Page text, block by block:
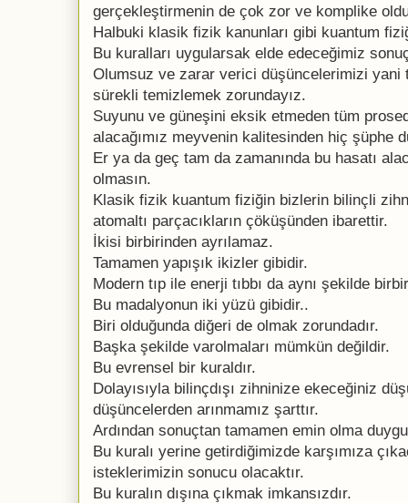
gerçekleştirmenin de çok zor ve komplike
Halbuki klasik fizik kanunları gibi kuantum
Bu kuralları uygularsak elde edeceğimiz
Olumsuz ve zarar verici düşüncelerimizi yani
sürekli temizlemek zorundayız.
Suyunu ve güneşini eksik etmeden tüm
alacağımız meyvenin kalitesinden hiç şüphe
Er ya da geç tam da zamanında bu hasatı
olmasın.
Klasik fizik kuantum fiziğin bizlerin bilinçli
atomaltı parçacıkların çöküşünden ibarettir.
İkisi birbirinden ayrılamaz.
Tamamen yapışık ikizler gibidir.
Modern tıp ile enerji tıbbı da aynı şekilde
Bu madalyonun iki yüzü gibidir..
Biri olduğunda diğeri de olmak zorundadır.
Başka şekilde varolmaları mümkün değildir.
Bu evrensel bir kuraldır.
Dolayısıyla bilinçdışı zihninize ekeceğiniz
düşüncelerden arınmamız şarttır.
Ardından sonuçtan tamamen emin olma
Bu kuralı yerine getirdiğimizde karşımıza
isteklerimizin sonucu olacaktır.
Bu kuralın dışına çıkmak imkansızdır.